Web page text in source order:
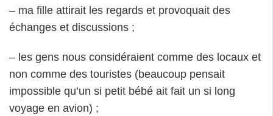
– ma fille attirait les regards et provoquait des
échanges et discussions ;
– les gens nous considéraient comme des locaux et
non comme des touristes (beaucoup pensait
impossible qu’un si petit bébé ait fait un si long
voyage en avion) ;